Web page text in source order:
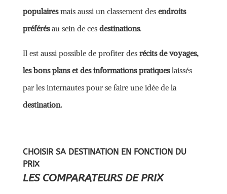
populairesmais aussi un classement des endroits
préférésau sein de ces destinations.
Il est aussi possible de profiter des récits de voyages,
les bons plans et des informations pratiqueslaissés
par les internautes pour se faire une idée de la
destination.
CHOISIR SA DESTINATION EN FONCTION DU
PRIX
LES COMPARATEURS DE PRIX